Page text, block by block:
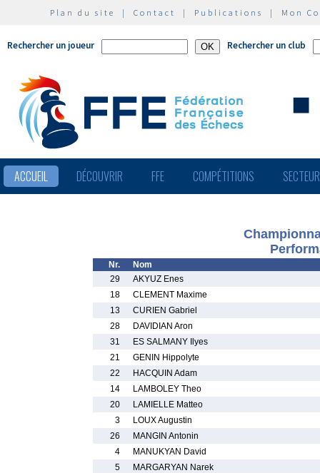
Plan du site | Contact | Publications | Mon
Rechercher un joueur Rechercher un club
ACCUEIL DÉCOUVRIR FFE COMPÉTITIONS
Nr.
Nom
29
AKYUZ Enes
18
CLEMENT Maxime
13
CURIEN Gabriel
28
DAVIDIAN Aron
31
ES SALMANY Ilyes
21
GENIN Hippolyte
22
HACQUIN Adam
14
LAMBOLEY Theo
20
LAMIELLE Matteo
3
LOUX Augustin
26
MANGIN Antonin
4
MANUKYAN David
5
MARGARYAN Narek